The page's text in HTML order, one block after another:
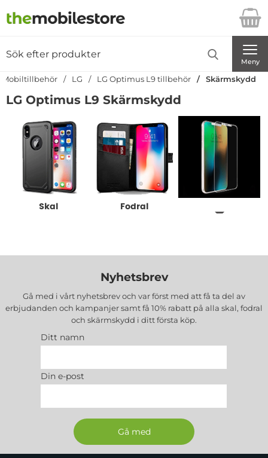
Startsidan för Danira Telecom AB
Meny
Mobiltillbehör LG LG Optimus L9 tillbehör Skärmskydd
LG Optimus L9 Skärmskydd
Underkategorier
Skal Fodral
Nyhetsbrev
Gå med i vårt nyhetsbrev och var först med att få ta del av
erbjudanden och kampanjer samt få 10% rabatt på alla skal, fodral
och skärmskydd i ditt första köp.
Ditt namn
Din e-post